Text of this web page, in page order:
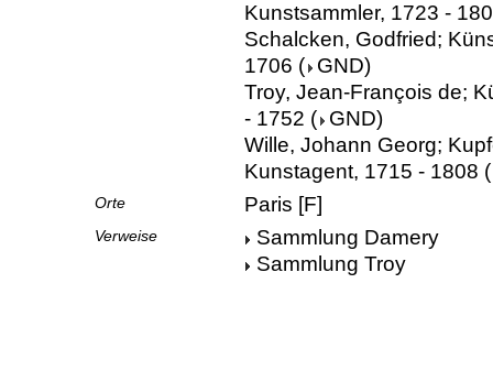
Kunstsammler, 1723 -
Schalcken, Godfried;
1706 ( GND)
Troy, Jean-François de;
- 1752 ( GND)
Wille, Johann Georg;
Kunstagent, 1715 - 1808 (
Orte Paris [F]
Verweise
Sammlung Damery
Sammlung Troy